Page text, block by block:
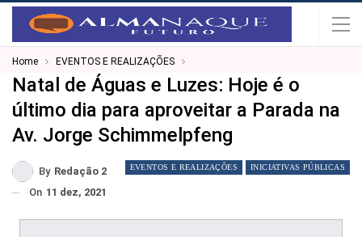
Home EVENTOS E REALIZAÇÕES
Natal de Águas e Luzes: Hoje é o
último dia para aproveitar a Parada na
Av. Jorge Schimmelpfeng
EVENTOS E REALIZAÇÕES INICIATIVAS PÚBLICAS
By Redação 2
On 11 dez, 2021